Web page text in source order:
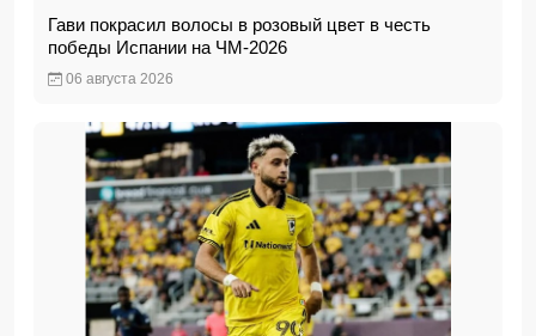
Гави покрасил волосы в розовый цвет в честь
победы Испании на ЧМ-2026
06 августа 2026